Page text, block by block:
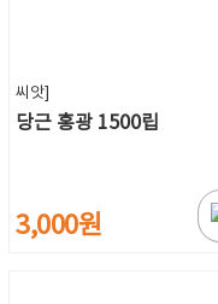
씨앗]
당근 홍광 1500립
3,000원